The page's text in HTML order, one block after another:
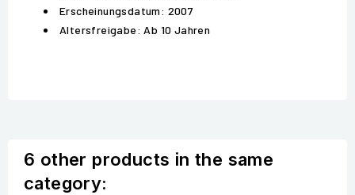
Erscheinungsdatum: 2007
Altersfreigabe: Ab 10 Jahren
6 other products in the same
category: